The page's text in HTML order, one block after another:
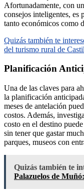
Afortunadamente, con
consejos inteligentes, es
tanto económicos como
Quizás también te
del turismo rural de
Planificación
Una de las claves para
la planificación
meses de antelación
costos. Además,
costo en el destino
sin tener que gastar
parques, museos con
Quizás también te
Palazuelos de